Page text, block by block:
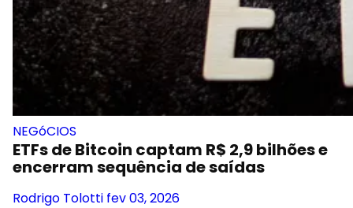
NEGóCIOS
ETFs de Bitcoin captam R$ 2,9 bilhões e
encerram sequência de saídas
Rodrigo Tolotti fev 03, 2026